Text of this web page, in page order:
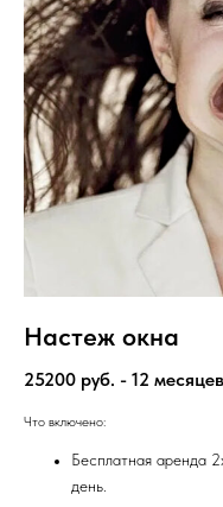
Настеж окна
25200 руб. - 12 месяцев
Что включено:
Бесплатная аренда
день.
Техника